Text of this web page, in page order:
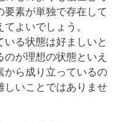
要素が単独で存在して
よいでしょう。
る状態は好ましいと
が理想の状態といえ
から成り立っているの
しいことではありませ